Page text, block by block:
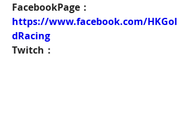
FacebookPage：
https://www.facebook.com/HKGol
dRacing
Twitch：